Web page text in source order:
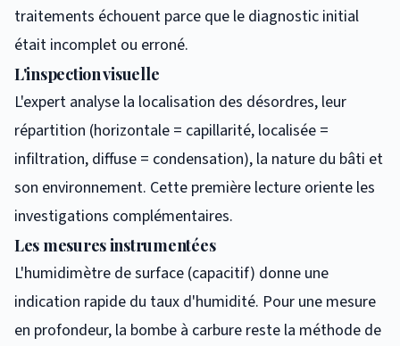
traitements échouent parce que le diagnostic initial
était incomplet ou erroné.
L'inspection visuelle
L'expert analyse la localisation des désordres, leur
répartition (horizontale = capillarité, localisée =
infiltration, diffuse = condensation), la nature du bâti et
son environnement. Cette première lecture oriente les
investigations complémentaires.
Les mesures instrumentées
L'humidimètre de surface (capacitif) donne une
indication rapide du taux d'humidité. Pour une mesure
en profondeur, la bombe à carbure reste la méthode de